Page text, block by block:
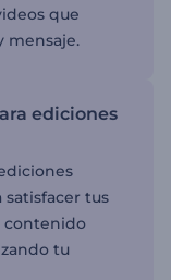
que
mensaje.
ediciones
satisfacer tus
contenido
tu